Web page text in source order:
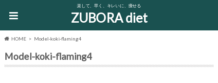
楽して、早く、キレいに、痩せる
ZUBORA diet
HOME Model-koki-flaming4
Model-koki-flaming4